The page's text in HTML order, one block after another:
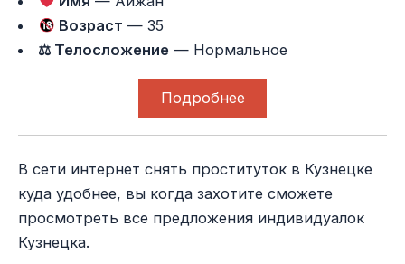
Возраст — 35
⚖ Телосложение — Нормальное
Подробнее
В сети интернет снять проституток в Кузнецке
куда удобнее, вы когда захотите сможете
просмотреть все предложения индивидуалок
Кузнецка.